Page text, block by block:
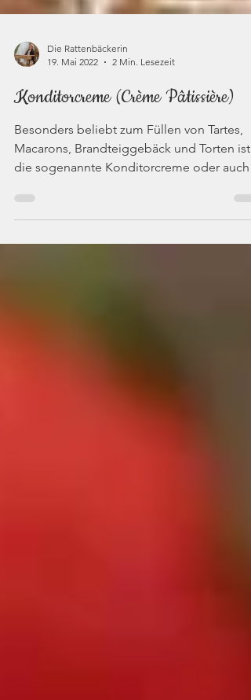
Die Rattenbäckerin
19. Mai 2022
2 Min. Lesezeit
Konditorcreme (Crème Pâtissière)
Besonders beliebt zum Füllen von Tartes,
die sogenannte Konditorcreme oder auch
Crème Pâtissière...